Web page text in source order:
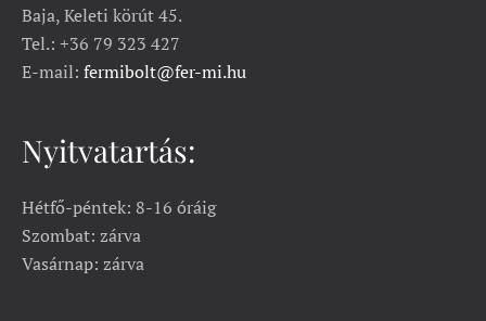
Baja, Keleti körút 45.
Tel.: +36 79 323 427
E-mail: fermibolt@fer-mi.hu
Nyitvatartás:
Hétfő-péntek: 8-16 óráig
Szombat: zárva
Vasárnap: zárva